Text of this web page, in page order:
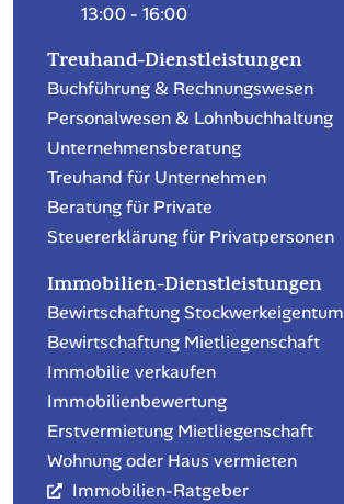
13:00 - 16:00
Treuhand-Dienstleistungen
Buchführung & Rechnungswesen
Personalwesen & Lohnbuchhaltung
Unternehmensberatung
Treuhand für Unternehmen
Beratung für Private
Steuererklärung für Privatpersonen
Immobilien-Dienstleistungen
Bewirtschaftung Stockwerkeigentum
Bewirtschaftung Mietliegenschaft
Immobilie verkaufen
Immobilienbewertung
Erstvermietung Mietliegenschaft
Wohnung oder Haus vermieten
Immobilien-Ratgeber